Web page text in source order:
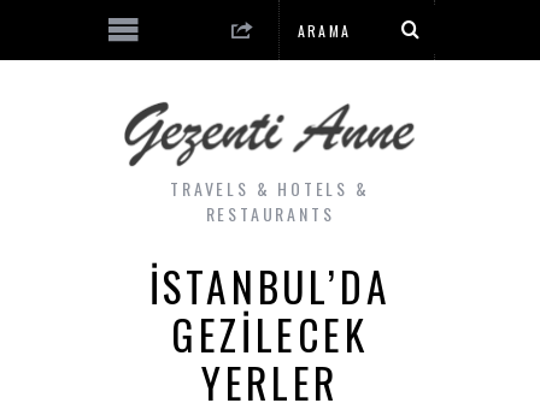
TRAVELS & HOTELS &
RESTAURANTS
İSTANBUL’DA
GEZILECEK
YERLER